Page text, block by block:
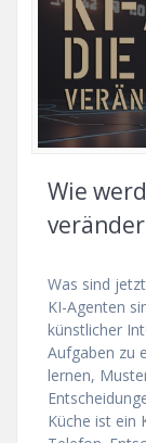
Wie
Was sind
KI-Agenten
künstlicher
Aufgaben zu
lernen,
Küche ist ein